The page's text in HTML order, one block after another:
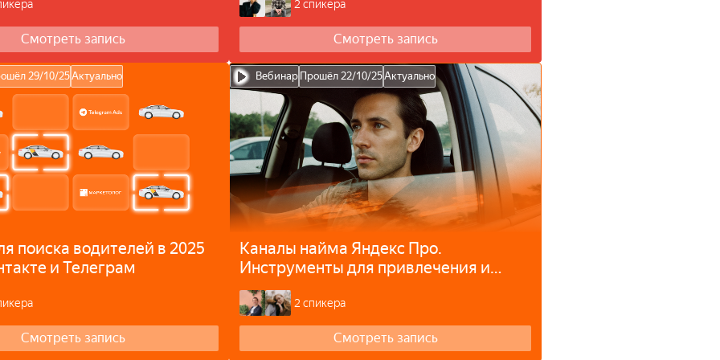
Смотреть запись
2 спикера
Смотреть запись
29/10/25Актуально
поиска водителей в 2025
и Телеграм
Смотреть запись
Вебинар Прошёл 22/10/25Актуально
Каналы найма Яндекс Про.
Инструменты для привлечения и
удержания водителей.
2 спикера
Смотреть запись